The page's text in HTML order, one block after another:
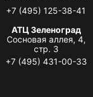
+7 (495) 125-38-41
АТЦ Зеленоград
Сосновая аллея, 4,
стр. 3
+7 (495) 431-00-33